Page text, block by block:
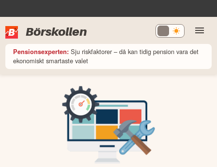
Börskollen
Pensionsexperten: Sju riskfaktorer – då kan tidig pension vara det
ekonomiskt smartaste valet